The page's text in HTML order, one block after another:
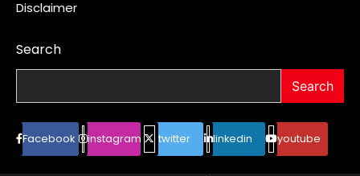
Disclaimer
Search
Search
Facebook instagram twitter linkedin youtube